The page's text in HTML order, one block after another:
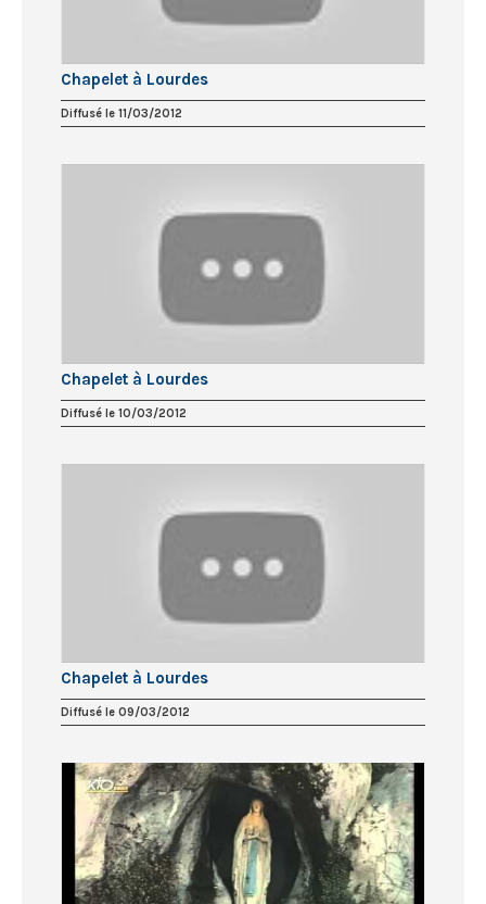
Chapelet à Lourdes
Diffusé le 11/03/2012
Chapelet à Lourdes
Diffusé le 10/03/2012
Chapelet à Lourdes
Diffusé le 09/03/2012